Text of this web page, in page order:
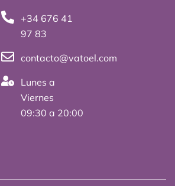
+34 676 41
97 83
contacto@vatoel.com
Lunes a
Viernes
09:30 a 20:00